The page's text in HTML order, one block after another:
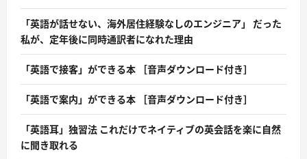
「英語が話せない、海外居住経験なしのエンジニア」 だった
私が、定年後に同時通訳者になれた理由
「英語で接客」ができる本 ［音声ダウンロード付き］
「英語で案内」ができる本 ［音声ダウンロード付き］
「英語耳」独習法 これだけでネイティブの英会話を楽に自然
に聞き取れる